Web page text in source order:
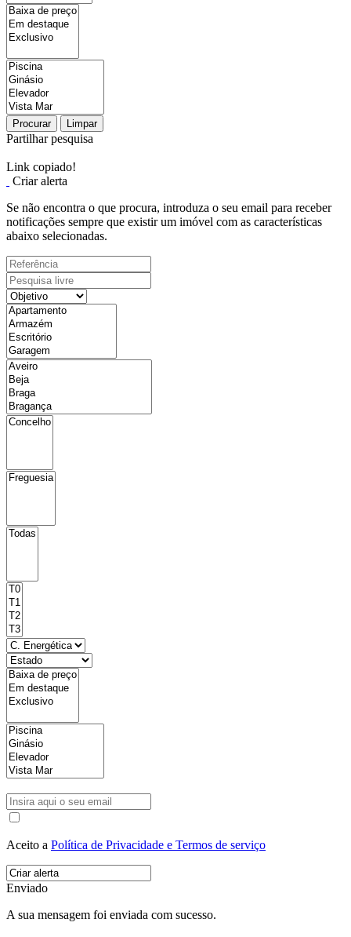
Procurar Limpar
Partilhar pesquisa
Link copiado!
Criar alerta
Se não encontra o que procura, introduza o seu email para receber
notificações sempre que existir um imóvel com as características
abaixo selecionadas.
Aceito a Política de Privacidade e Termos de serviço
Enviado
A sua mensagem foi enviada com sucesso.